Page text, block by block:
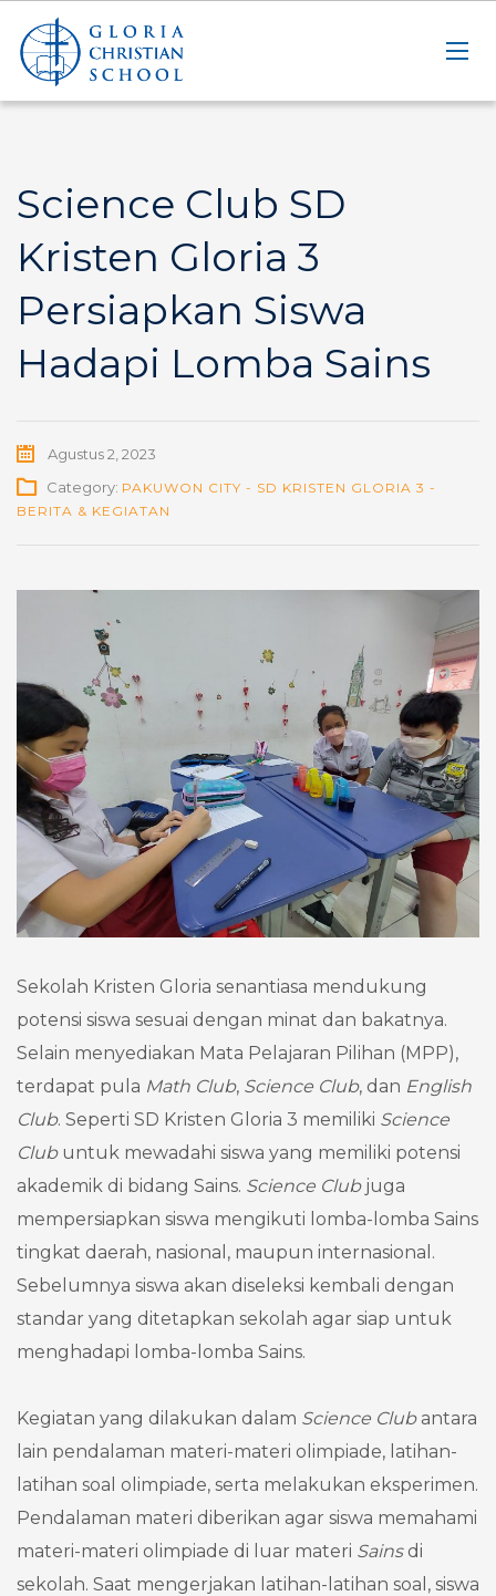
Science Club SD
Kristen Gloria 3
Persiapkan Siswa
Hadapi Lomba Sains
Agustus 2, 2023
Category: PAKUWON CITY - SD KRISTEN GLORIA 3 -
BERITA & KEGIATAN
Sekolah Kristen Gloria senantiasa mendukung
potensi siswa sesuai dengan minat dan bakatnya.
Selain menyediakan Mata Pelajaran Pilihan (MPP),
terdapat pula Math Club, Science Club, dan English
Club. Seperti SD Kristen Gloria 3 memiliki Science
Clubuntuk mewadahi siswa yang memiliki potensi
akademik di bidang Sains. Science Clubjuga
mempersiapkan siswa mengikuti lomba-lomba Sains
tingkat daerah, nasional, maupun internasional.
Sebelumnya siswa akan diseleksi kembali dengan
standar yang ditetapkan sekolah agar siap untuk
menghadapi lomba-lomba Sains.
Kegiatan yang dilakukan dalam Science Clubantara
lain pendalaman materi-materi olimpiade, latihan-
latihan soal olimpiade, serta melakukan eksperimen.
Pendalaman materi diberikan agar siswa memahami
materi-materi olimpiade di luar materi Sainsdi
sekolah. Saat mengerjakan latihan-latihan soal, siswa